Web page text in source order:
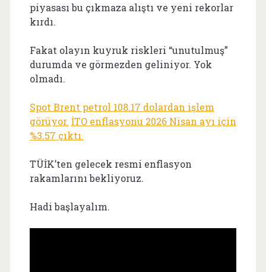
piyasası bu çıkmaza alıştı ve yeni rekorlar
kırdı.
Fakat olayın kuyruk riskleri “unutulmuş”
durumda ve görmezden geliniyor. Yok
olmadı.
Spot Brent petrol 108.17 dolardan işlem
görüyor. İTO enflasyonu 2026 Nisan ayı için
%3.57 çıktı.
TÜİK’ten gelecek resmi enflasyon
rakamlarını bekliyoruz.
Hadi başlayalım.